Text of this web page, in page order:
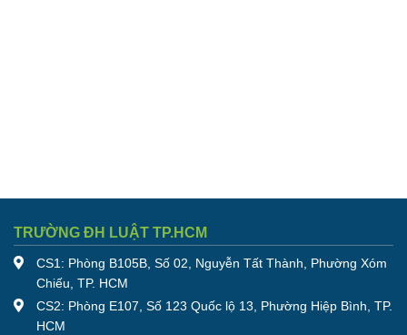
TRƯỜNG ĐH LUẬT TP.HCM
CS1: Phòng B105B, Số 02, Nguyễn Tất Thành, Phường Xóm
Chiếu, TP. HCM
CS2: Phòng E107, Số 123 Quốc lộ 13, Phường Hiệp Bình, TP.
HCM